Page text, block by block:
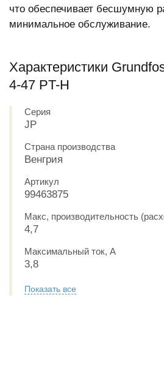
что обеспечивает бесшумную
минимальное обслуживание.
Характеристики
4-47 PT-H
Серия
JP
Страна производства
Венгрия
Артикул
99463875
Макс, производительность
4,7
Максимальный ток, А
3,8
Показать все